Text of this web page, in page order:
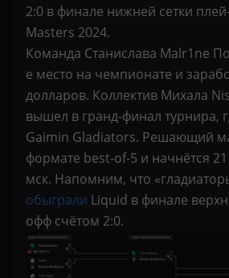
2:0 в финале нижней сетки
Masters 2024.
Команда Станислава Malr1ne
е место на чемпионате и
долларов. Коллектив Михала
вышел в гранд-финал турнира,
Gaimin Gladiators. Решающий
формате best-of-5 и начнётся
мск. Напомним, что
обыграли Liquid в финале
офф счётом 2:0.